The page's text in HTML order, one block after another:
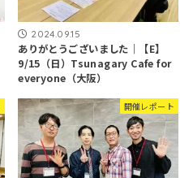
2024.09.15
ありがとうございました｜【E】
9/15（日）Tsunagary Cafe for
everyone（大阪）
開催レポート